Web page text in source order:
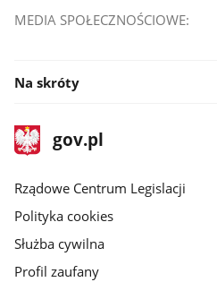
MEDIA SPOŁECZNOŚCIOWE:
Na skróty
stopka
gov.plStrona
gov.pl
Rządowe Centrum Legislacji
Polityka cookies
Służba cywilna
Profil zaufany